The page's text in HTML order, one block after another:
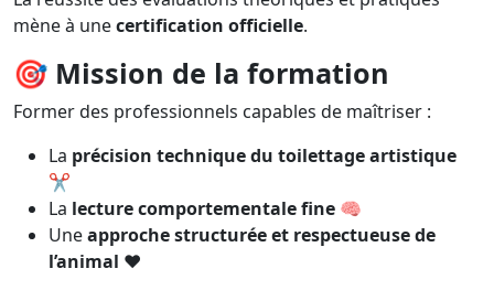
mène à unecertification officielle.
🎯 Mission de la formation
Former des professionnels capables de maîtriser :
La précision technique du toilettage artistique
✂️
La lecture comportementale fine 🧠
Uneapproche structurée et respectueuse de
l’animal ❤️